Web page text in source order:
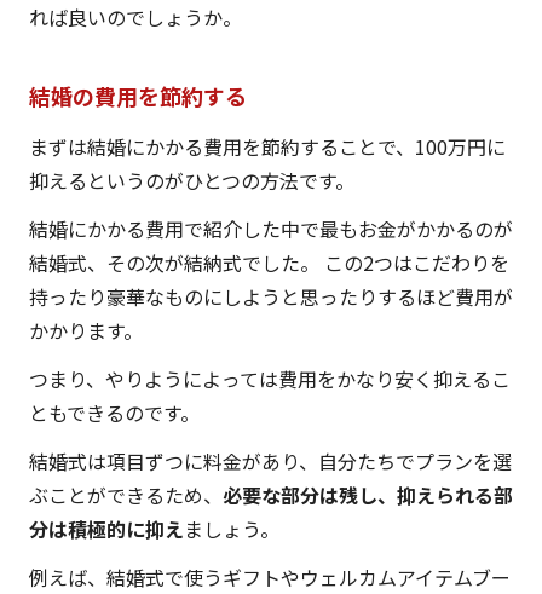
れば良いのでしょうか。
結婚の費用を節約する
まずは結婚にかかる費用を節約することで、100万円に
抑えるというのがひとつの方法です。
結婚にかかる費用で紹介した中で最もお金がかかるのが
結婚式、その次が結納式でした。 この2つはこだわりを
持ったり豪華なものにしようと思ったりするほど費用が
かかります。
つまり、やりようによっては費用をかなり安く抑えるこ
ともできるのです。
結婚式は項目ずつに料金があり、自分たちでプランを選
ぶことができるため、 必要な部分は残し、抑えられる部
分は積極的に抑えましょう。
例えば、結婚式で使うギフトやウェルカムアイテムブー